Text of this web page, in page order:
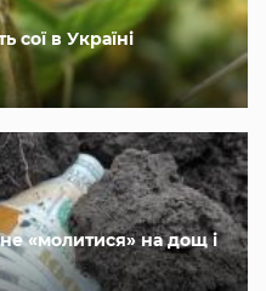
сої в Україні
«молитися» на дощ і